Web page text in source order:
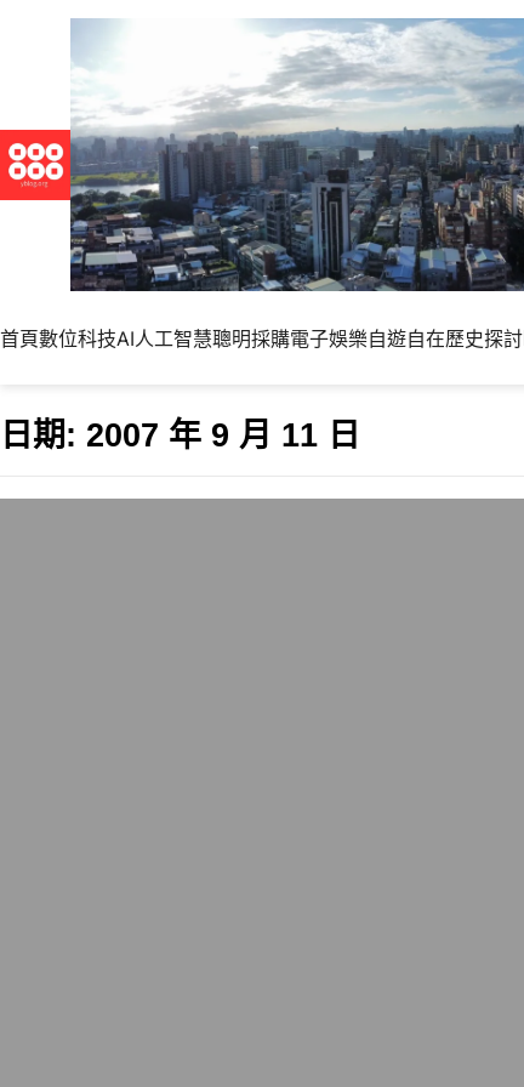
首頁數位科技AI人工智慧聰明採購電子娛樂自遊自在歷史探討
日期: 2007 年 9 月 11 日